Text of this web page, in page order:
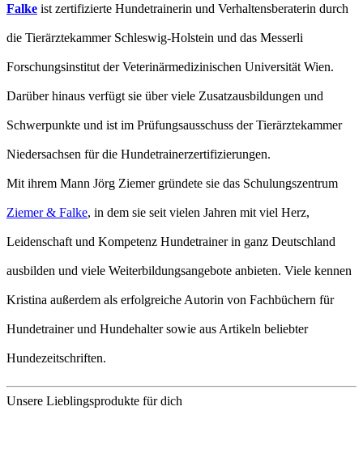
Falke ist zertifizierte Hundetrainerin und Verhaltensberaterin durch
die Tierärztekammer Schleswig-Holstein und das Messerli
Forschungsinstitut der Veterinärmedizinischen Universität Wien.
Darüber hinaus verfügt sie über viele Zusatzausbildungen und
Schwerpunkte und ist im Prüfungsausschuss der Tierärztekammer
Niedersachsen für die Hundetrainerzertifizierungen.
Mit ihrem Mann Jörg Ziemer gründete sie das Schulungszentrum
Ziemer & Falke, in dem sie seit vielen Jahren mit viel Herz,
Leidenschaft und Kompetenz Hundetrainer in ganz Deutschland
ausbilden und viele Weiterbildungsangebote anbieten. Viele kennen
Kristina außerdem als erfolgreiche Autorin von Fachbüchern für
Hundetrainer und Hundehalter sowie aus Artikeln beliebter
Hundezeitschriften.
Unsere Lieblingsprodukte für dich